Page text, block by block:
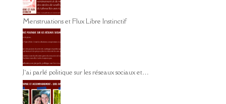
Menstruations et Flux Libre Instinctif
J’ai parlé politique sur les réseaux sociaux et…